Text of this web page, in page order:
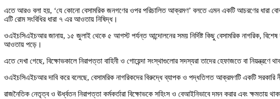
এতে আরও বলা হয়, ‘যে কোনো বেসামরিক জনগণের ওপর পরিচালিত আক্রমণ’ বলতে এমন একটি আচরণের ধারা
এটি রোম সংবিধির ধারা ৭ এর আওতায় নিষিদ্ধ।
ওএইচসিএইচআর জানায়, ১৫ জুলাই থেকে ৫ আগস্ট পর্যন্ত আন্দোলনের সময় নির্দিষ্ট কিছু বেসামরিক নাগরিক, বিশেষ
আওতায় পড়ে।
এতে দেখা গেছে, বিক্ষোভকালে নিরাপত্তা বাহিনী ও গোয়েন্দা সংস্থাগুলোর সদস্যরা তাদের হেফাজতে বা নিয়ন্ত্রণে
ওএইচসিএইচআর দাবি করে বলেছে, বেসামরিক নাগরিকদের বিরুদ্ধে ব্যাপক ও পদ্ধতিগত আক্রমণটি একটি সরকারি
রাজনৈতিক নেতৃত্ব ও ঊর্ধ্বতন নিরাপত্তা কর্মকর্তারা বিক্ষোভকে সহিংস ও বেআইনিভাবে দমন করার এবং ক্ষমতায়